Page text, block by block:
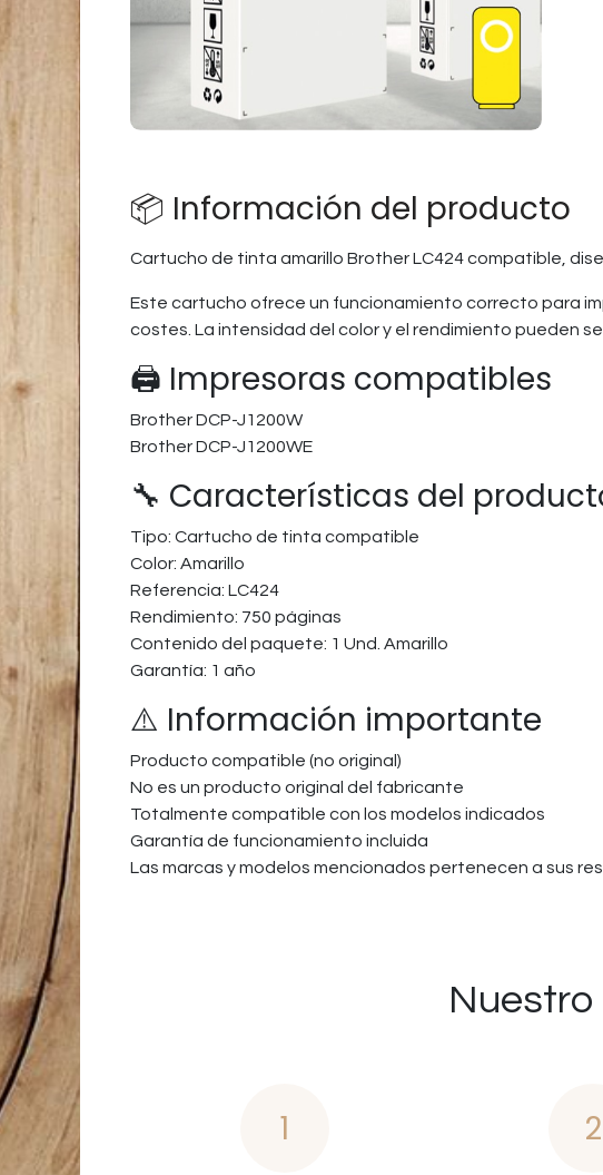
📦 Información del producto
Cartucho de tinta amarillo Brother LC424 compatible,
Este cartucho ofrece un funcionamiento correcto para
costes. La intensidad del color y el rendimiento pueden
🖨️ Impresoras compatibles
Brother DCP-J1200W
Brother DCP-J1200WE
🔧 Características del
Tipo: Cartucho de tinta compatible
Color: Amarillo
Referencia: LC424
Rendimiento: 750 páginas
Contenido del paquete: 1 Und. Amarillo
Garantía: 1 año
⚠️ Información importante
Producto compatible (no original)
No es un producto original del fabricante
Totalmente compatible con los modelos indicados
Garantía de funcionamiento incluida
Las marcas y modelos mencionados pertenecen a sus
1 2